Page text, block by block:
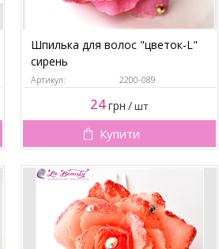
Шпилька для волос "цветок-L"
сирень
Артикул: 2200-089
24грн /шт
Купити